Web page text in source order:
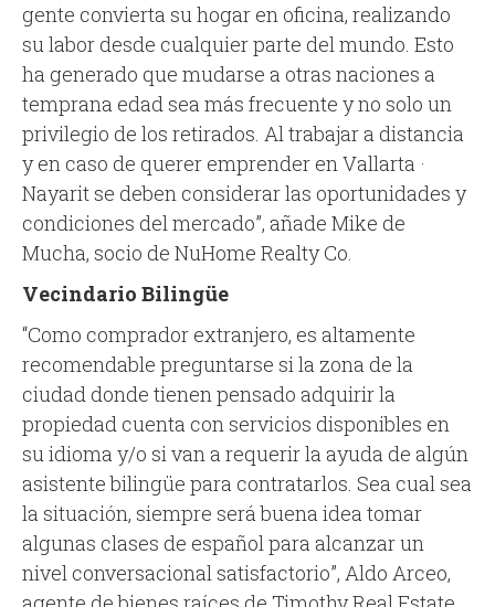
gente convierta su hogar en oficina, realizando
su labor desde cualquier parte del mundo. Esto
ha generado que mudarse a otras naciones a
temprana edad sea más frecuente y no solo un
privilegio de los retirados. Al trabajar a distancia
y en caso de querer emprender en Vallarta ·
Nayarit se deben considerar las oportunidades y
condiciones del mercado”, añade Mike de
Mucha, socio de NuHome Realty Co.
Vecindario Bilingüe
“Como comprador extranjero, es altamente
recomendable preguntarse si la zona de la
ciudad donde tienen pensado adquirir la
propiedad cuenta con servicios disponibles en
su idioma y/o si van a requerir la ayuda de algún
asistente bilingüe para contratarlos. Sea cual sea
la situación, siempre será buena idea tomar
algunas clases de español para alcanzar un
nivel conversacional satisfactorio”, Aldo Arceo,